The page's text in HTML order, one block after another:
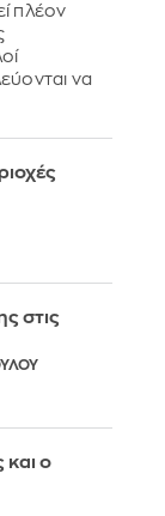
πλέον
να
στις
και ο